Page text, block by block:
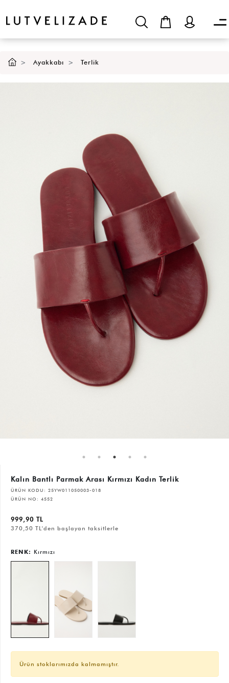
Ayakkabı Terlik
Kalın Bantlı Parmak Arası Kırmızı Kadın Terlik
ÜRÜN KODU: 25YW011050003-018
ÜRÜN NO: 4552
999,90 TL
370,50 TL'den başlayan taksitlerle
RENK: Kırmızı
Ürün stoklarımızda kalmamıştır.